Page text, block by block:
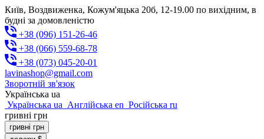
Київ, Воздвиженка, Кожум'яцька 20б, 12-19.00 по вихідним, в
будні за домовленістю
+38 (096) 151-26-46
+38 (066) 559-68-78
+38 (073) 045-20-01
lavinashop@gmail.com
Зворотній зв'язок
Українська ua
Українська ua Англійська en Російська ru
гривні грн
гривні грн